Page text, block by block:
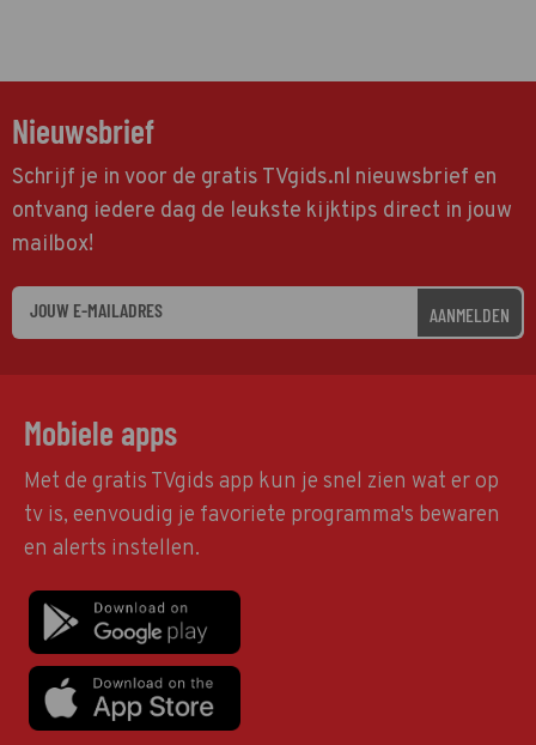
Nieuwsbrief
Schrijf je in voor de gratis TVgids.nl nieuwsbrief en
ontvang iedere dag de leukste kijktips direct in jouw
mailbox!
AANMELDEN
Mobiele apps
Met de gratis TVgids app kun je snel zien wat er op
tv is, eenvoudig je favoriete programma's bewaren
en alerts instellen.